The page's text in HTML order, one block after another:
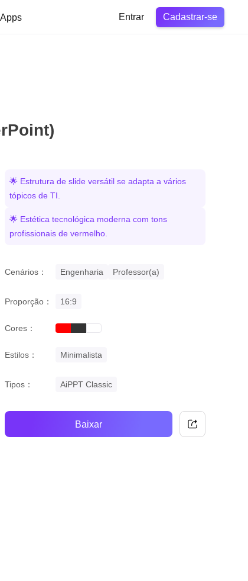
Apps Entrar Cadastrar-se
🌟 Estrutura de slide versátil se adapta a vários
tópicos de TI.
🌟 Estética tecnológica moderna com tons
profissionais de vermelho.
Cenários： Engenharia Professor(a)
Proporção： 16:9
Cores： red blackwhite
Estilos： Minimalista
Tipos： AiPPT Classic
Baixar